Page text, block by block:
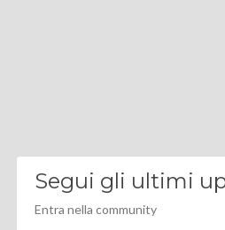
Segui gli ultimi
Entra nella community